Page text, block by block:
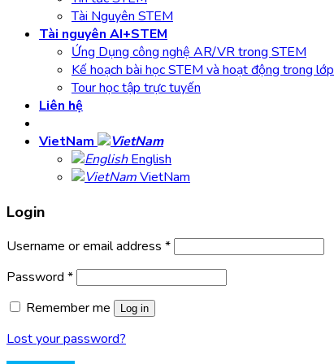
Tài Nguyên STEM
Tài nguyên AI+STEM
Ứng Dụng công nghệ AR/VR trong STEM
Kế hoạch bài học STEM và hoạt động trong lớp
Tour học tập trực tuyến
Liên hệ
VietNam
English
VietNam
Login
Username or email address *
Password *
Remember me
Log in
Lost your password?